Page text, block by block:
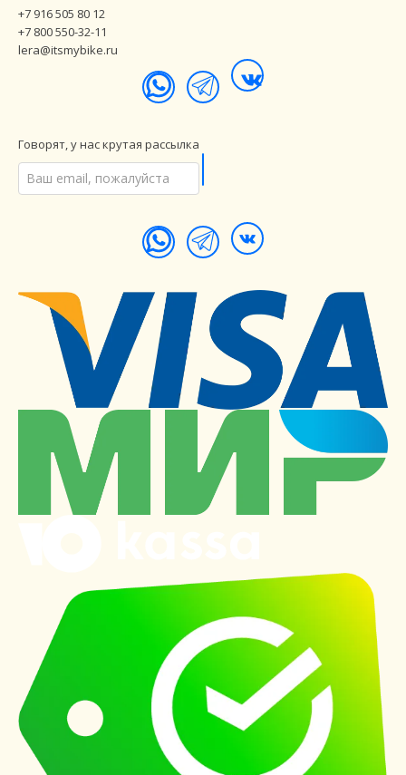
+7 916 505 80 12
+7 800 550-32-11
lera@itsmybike.ru
Говорят, у нас крутая рассылка